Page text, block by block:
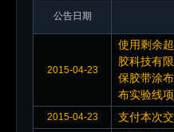
公告日期
2015-04-23
使用剩余
胶科技有
保胶带涂
布实验线
2015-04-23 支付本次